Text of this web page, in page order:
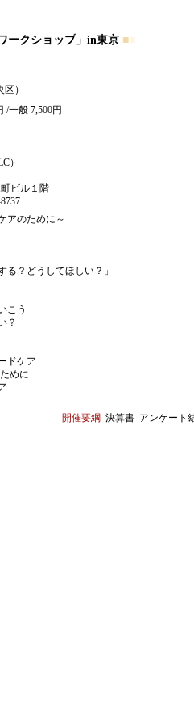
ークショップ」in東京 ■■
）
/一般 7,500円
）
ビル１階
アのために～
？どうしてほしい？」
こう
？
ドケア
めに
開催要綱 決算書 アンケート